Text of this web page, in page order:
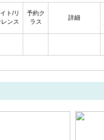
ト/リ
ンス
予約ク
ラス
詳細